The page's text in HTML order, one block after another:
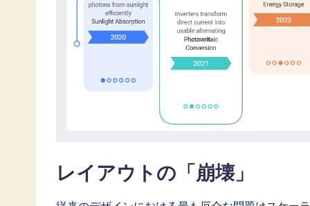
レイアウトの「崩壊」